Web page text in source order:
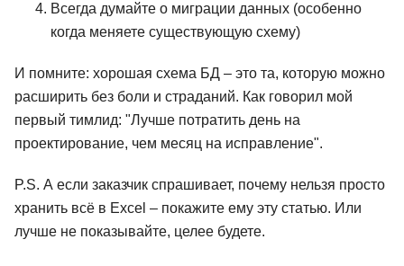
Всегда думайте о миграции данных (особенно
когда меняете существующую схему)
И помните: хорошая схема БД – это та, которую можно
расширить без боли и страданий. Как говорил мой
первый тимлид: "Лучше потратить день на
проектирование, чем месяц на исправление".
P.S. А если заказчик спрашивает, почему нельзя просто
хранить всё в Excel – покажите ему эту статью. Или
лучше не показывайте, целее будете.